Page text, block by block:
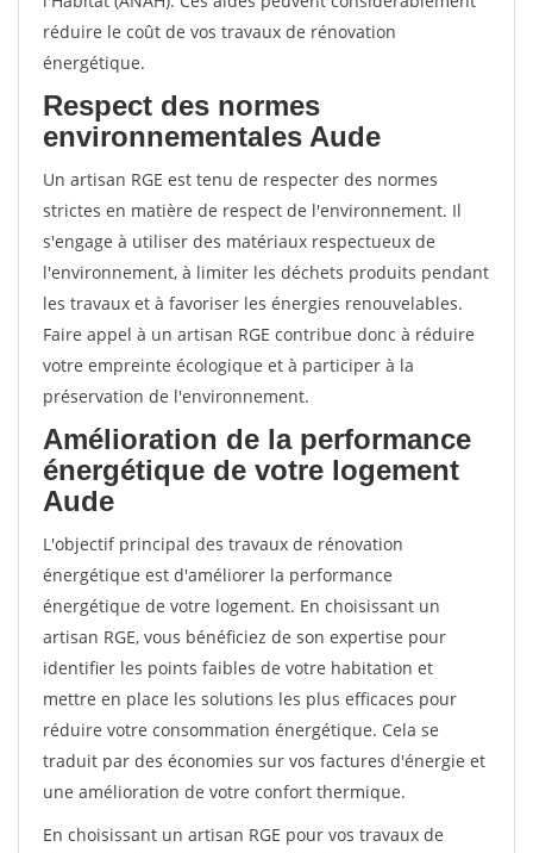
réduire le coût de vos travaux de rénovation
énergétique.
Respect des normes
environnementales Aude
Un artisan RGE est tenu de respecter des normes
strictes en matière de respect de l'environnement. Il
s'engage à utiliser des matériaux respectueux de
l'environnement, à limiter les déchets produits pendant
les travaux et à favoriser les énergies renouvelables.
Faire appel à un artisan RGE contribue donc à réduire
votre empreinte écologique et à participer à la
préservation de l'environnement.
Amélioration de la performance
énergétique de votre logement
Aude
L'objectif principal des travaux de rénovation
énergétique est d'améliorer la performance
énergétique de votre logement. En choisissant un
artisan RGE, vous bénéficiez de son expertise pour
identifier les points faibles de votre habitation et
mettre en place les solutions les plus efficaces pour
réduire votre consommation énergétique. Cela se
traduit par des économies sur vos factures d'énergie et
une amélioration de votre confort thermique.
En choisissant un artisan RGE pour vos travaux de